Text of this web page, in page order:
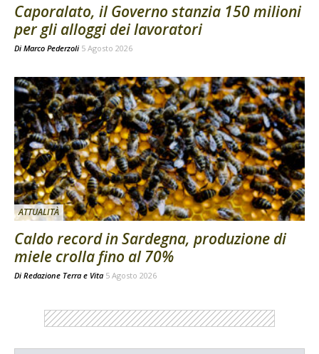
Caporalato, il Governo stanzia 150 milioni
per gli alloggi dei lavoratori
Di Marco Pederzoli 5 Agosto 2026
ATTUALITÀ
Caldo record in Sardegna, produzione di
miele crolla fino al 70%
Di Redazione Terra e Vita 5 Agosto 2026